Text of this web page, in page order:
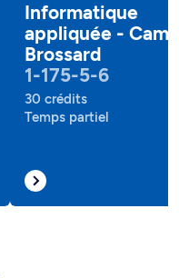
Informatique
appliquée -
Brossard
1-175-5-6
30 crédits
Temps partiel